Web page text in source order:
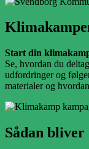
Start din
Se, hvordan du
udfordringer og
materialer og
Sådan